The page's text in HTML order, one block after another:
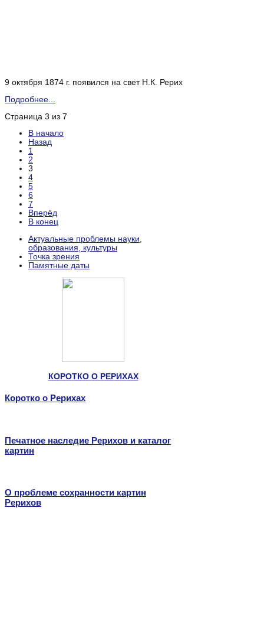
9 октября 1874 г. появился на свет Н.К. Рерих
Подробнее...
Страница 3 из 7
В начало
Назад
1
2
3
4
5
6
7
Вперёд
В конец
Актуальные проблемы науки,
образования, культуры
Точка зрения
Памятные даты
КОРОТКО О РЕРИХАХ
Коротко о Рерихах
Печатное наследие Рерихов и каталог
картин
О проблеме сохранности картин
Рерихов